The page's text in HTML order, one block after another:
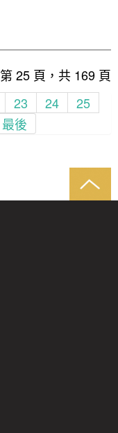
第 25 頁，共 169 頁
23 24
25
最後